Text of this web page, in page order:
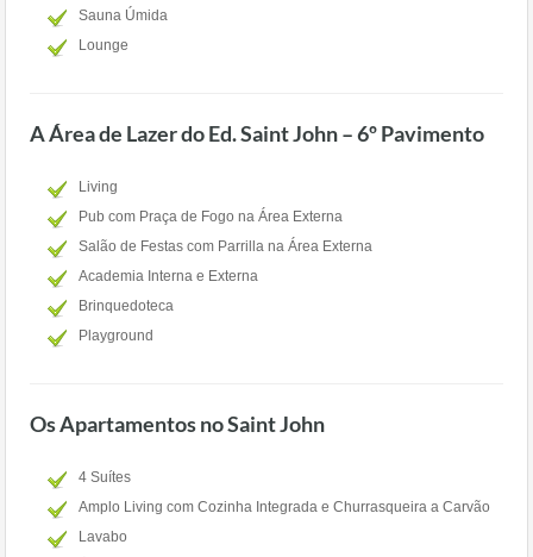
Sauna Úmida
Lounge
A Área de Lazer do Ed. Saint John – 6º Pavimento
Living
Pub com Praça de Fogo na Área Externa
Salão de Festas com Parrilla na Área Externa
Academia Interna e Externa
Brinquedoteca
Playground
Os Apartamentos no Saint John
4 Suítes
Amplo Living com Cozinha Integrada e Churrasqueira a Carvão
Lavabo